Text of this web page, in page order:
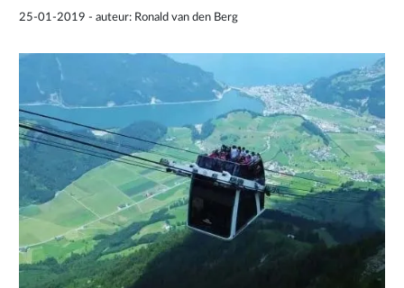
25-01-2019 - auteur: Ronald van den Berg